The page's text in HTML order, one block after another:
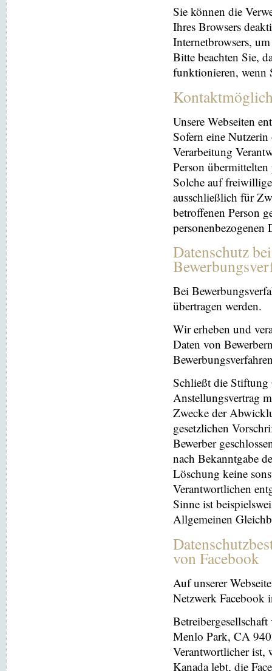
Sie können die
Ihres Browsers
Internetbrowsers,
Bitte beachten Sie,
funktionieren, wenn
Unsere Webseiten
Sofern eine
Verarbeitung
Person übermittelten
Solche auf
ausschließlich für
betroffenen Person
personenbezogenen
Datenschutz
Bei
übertragen werden.
Wir erheben und
Daten von
Schließt die Stiftung
Anstellungsvertrag
Zwecke der
gesetzlichen
Bewerber
nach Bekanntgabe
Löschung keine
Verantwortlichen
Sinne ist
Allgemeinen
von Facebook
Auf unserer
Netzwerk Facebook
Menlo Park, CA
Verantwortlicher ist,
Kanada lebt, die